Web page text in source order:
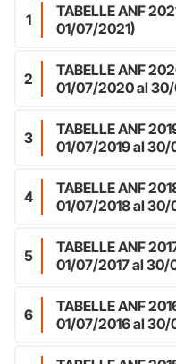
1
TABELLE ANF
01/07/2021)
2
TABELLE ANF
01/07/2020 al
3
TABELLE ANF
01/07/2019 al
4
TABELLE ANF
01/07/2018 al
5
TABELLE ANF
01/07/2017 al 30/
6
TABELLE ANF
01/07/2016 al 30/